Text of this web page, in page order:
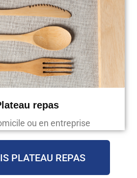
repas
ou en entreprise
PLATEAU REPAS